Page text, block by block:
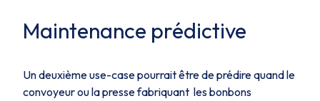
Maintenance prédictive
Un deuxième use-case pourrait être de prédire quand le
convoyeur ou la presse fabriquant les bonbons